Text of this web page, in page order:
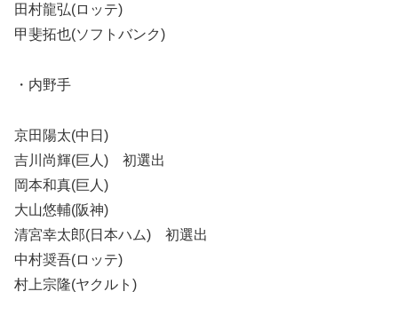
田村龍弘(ロッテ)
甲斐拓也(ソフトバンク)
・内野手
京田陽太(中日)
吉川尚輝(巨人) 初選出
岡本和真(巨人)
大山悠輔(阪神)
清宮幸太郎(日本ハム) 初選出
中村奨吾(ロッテ)
村上宗隆(ヤクルト)